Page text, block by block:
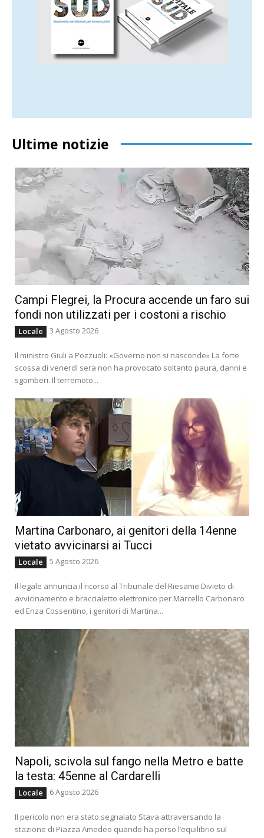
Ultime notizie
Campi Flegrei, la Procura accende un faro sui
fondi non utilizzati per i costoni a rischio
Locale 3 Agosto 2026
Il ministro Giuli a Pozzuoli: «Governo non si nasconde» La forte
scossa di venerdì sera non ha provocato soltanto paura, danni e
sgomberi. Il terremoto...
Martina Carbonaro, ai genitori della 14enne
vietato avvicinarsi ai Tucci
Locale 5 Agosto 2026
Il legale annuncia il ricorso al Tribunale del Riesame Divieto di
avvicinamento e braccialetto elettronico per Marcello Carbonaro
ed Enza Cossentino, i genitori di Martina...
Napoli, scivola sul fango nella Metro e batte
la testa: 45enne al Cardarelli
Locale 6 Agosto 2026
Il pericolo non era stato segnalato Stava attraversando la
stazione di Piazza Amedeo quando ha perso l’equilibrio sul